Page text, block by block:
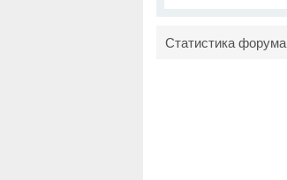
Статистика форума